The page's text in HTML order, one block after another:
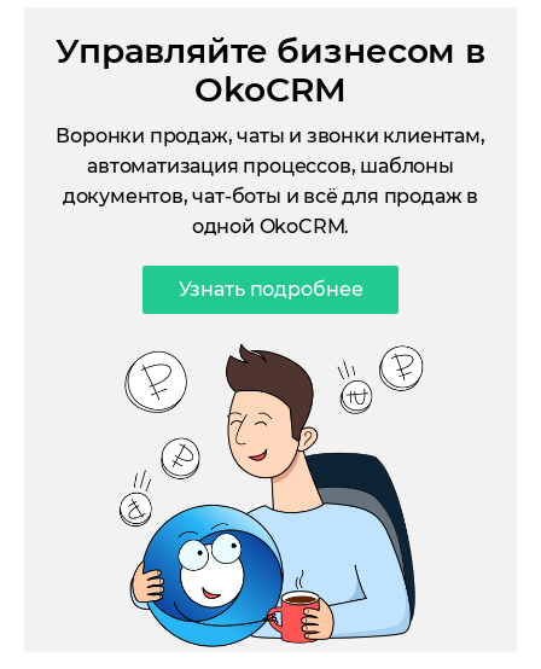
Управляйте бизнесом в
OkoCRM
Воронки продаж, чаты и звонки клиентам,
автоматизация процессов, шаблоны
документов, чат-боты и всё для продаж в
одной OkoCRM.
Узнать подробнее